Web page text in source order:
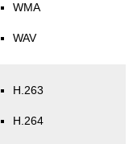
WMA
WAV
H.263
H.264